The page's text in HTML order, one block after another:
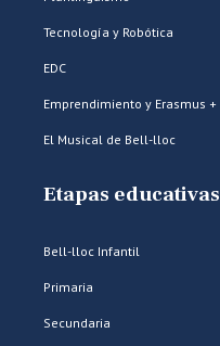
Tecnología y Robótica
EDC
Emprendimiento y Erasmus +
El Musical de Bell-lloc
Etapas educativas
Bell-lloc Infantil
Primaria
Secundaria